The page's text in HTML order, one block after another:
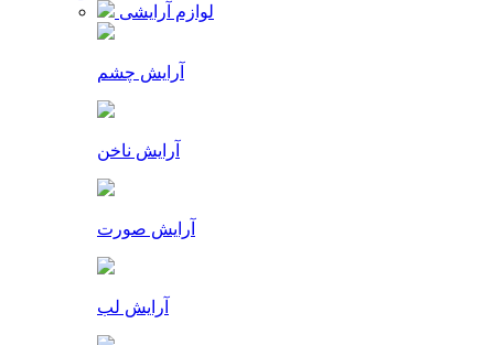
لوازم آرایشی
آرایش چشم
آرایش ناخن
آرایش صورت
آرایش لب